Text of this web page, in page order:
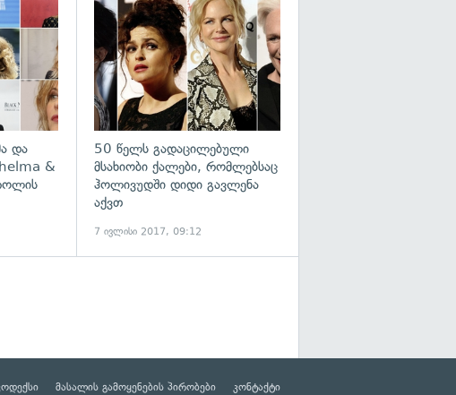
და
&
50 წელს გადაცილებული
მსახიობი ქალები, რომლებსაც
ჰოლივუდში დიდი გავლენა
აქვთ
7 ივლისი 2017, 09:12
მასალის გამოყენების პირობები კონტაქტი